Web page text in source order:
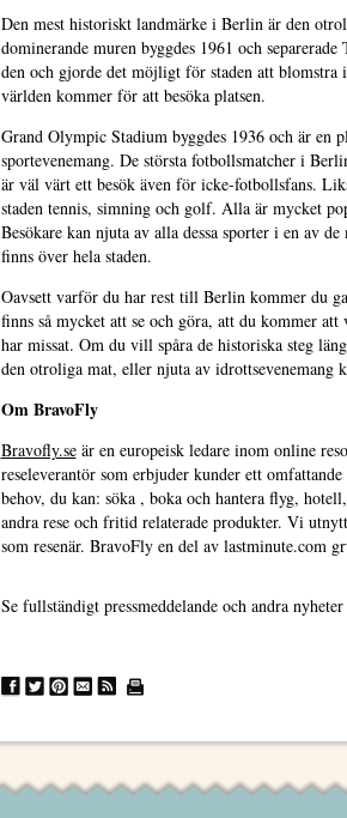
Den mest historiskt landmärke i Berlin är den
dominerande muren byggdes 1961 och
den och gjorde det möjligt för staden att
världen kommer för att besöka platsen.
Grand Olympic Stadium byggdes 1936 och är en
sportevenemang. De största fotbollsmatcher i
är väl värt ett besök även för icke-fotbollsfans.
staden tennis, simning och golf. Alla är mycket
Besökare kan njuta av alla dessa sporter i en av
finns över hela staden.
Oavsett varför du har rest till Berlin kommer du
finns så mycket att se och göra, att du kommer
har missat. Om du vill spåra de historiska steg
den otroliga mat, eller njuta av idrottsevenemang
Om BravoFly
Bravofly.seär en europeisk ledare inom online
reseleverantör som erbjuder kunder ett
behov, du kan: söka , boka och hantera flyg,
andra rese och fritid relaterade produkter. Vi
som resenär. BravoFly en del av lastminute.com
Se fullständigt pressmeddelande och andra